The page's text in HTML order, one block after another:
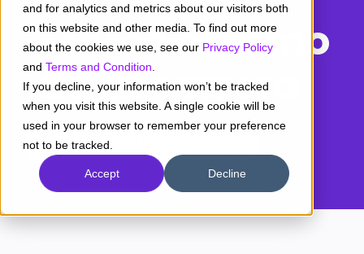
and for analytics and metrics about our visitors both
on this website and other media. To find out more
about the cookies we use, see our Privacy Policy
and Terms and Condition
If you decline, your information won’t be tracked
when you visit this website. A single cookie will be
used in your browser to remember your preference
not to be tracked.
Accept Decline
Marca el ritmo
de tu carrera
Share
Share
on
FacebookLinkedInTwitter
on
Instagram